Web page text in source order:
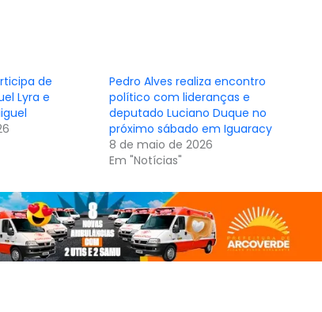
de
Lyra e
Pedro Alves realiza encontro
político com lideranças e
deputado Luciano Duque no
próximo sábado em Iguaracy
8 de maio de 2026
Em "Notícias"